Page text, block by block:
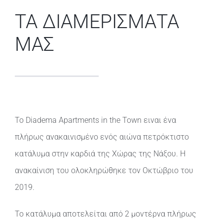
ΤΑ ΔΙΑΜΕΡΙΣΜΑΤΑ
ΜΑΣ
Το Diadema Apartments in the Town ειναι ένα
πλήρως ανακαινισμένο ενός αιώνα πετρόκτιστο
κατάλυμα στην καρδιά της Χώρας της Νάξου. Η
ανακαίνιση του ολοκληρώθηκε τον Οκτώβριο του
2019.
Το κατάλυμα αποτελείται από 2 μοντέρνα πλήρως